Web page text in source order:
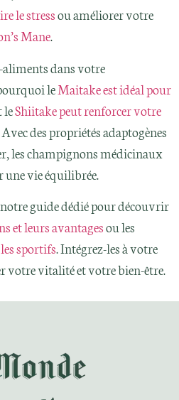
le stressou améliorer votre
Mane.
aliments dans votre
leMaitake est idéal pour
leShiitake peut renforcer votre
Avec des propriétés adaptogènes
les champignons médicinaux
une vie équilibrée.
guide dédié pour découvrir
et leurs avantagesou les
sportifs. Intégrez-les à votre
vitalité et votre bien-être.